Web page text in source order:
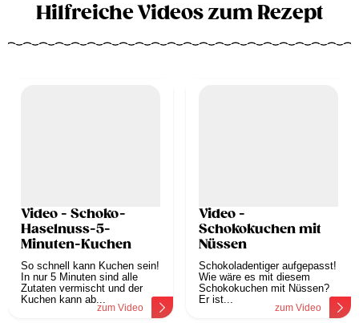
Hilfreiche Videos zum Rezept
Video - Schoko-
Haselnuss-5-
Minuten-Kuchen
So schnell kann Kuchen sein!
In nur 5 Minuten sind alle
Zutaten vermischt und der
Kuchen kann ab...
zum Video
Video -
Schokokuchen mit
Nüssen
Schokoladentiger aufgepasst!
Wie wäre es mit diesem
Schokokuchen mit Nüssen?
Er ist...
zum Video